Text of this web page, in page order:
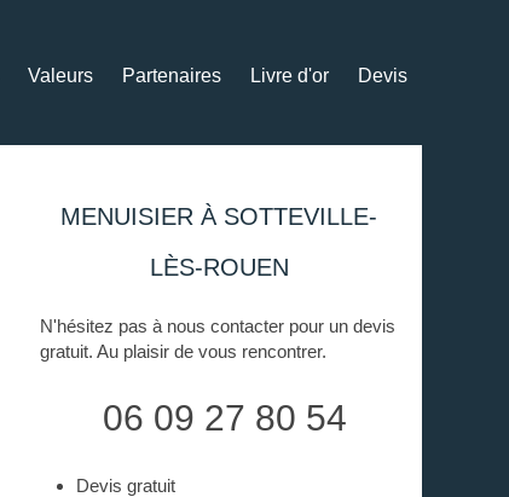
Valeurs Partenaires Livre d'or Devis
MENUISIER À SOTTEVILLE-
LÈS-ROUEN
N'hésitez pas à nous contacter pour un devis
gratuit. Au plaisir de vous rencontrer.
06 09 27 80 54
Devis gratuit